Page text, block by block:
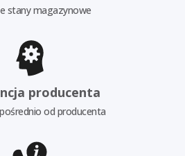
stany magazynowe
producenta
od producenta